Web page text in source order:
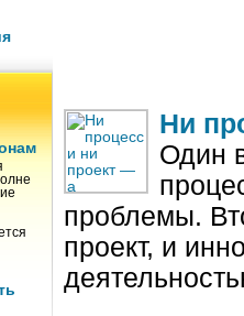
Ни
Один
проблемы.
проект, и